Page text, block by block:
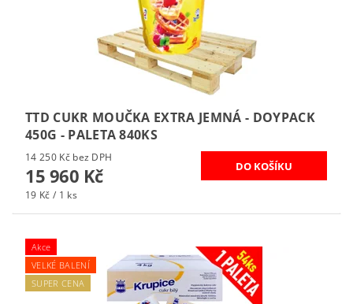
TTD CUKR MOUČKA EXTRA JEMNÁ - DOYPACK
450G - PALETA 840KS
14 250 Kč bez DPH
15 960 Kč
19 Kč / 1 ks
Akce
VELKÉ BALENÍ
SUPER CENA